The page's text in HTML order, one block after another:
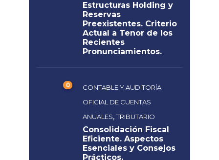
Estructuras Holding y
Reservas
Preexistentes. Criterio
Actual a Tenor de los
Recientes
Pronunciamientos.
0
CONTABLE Y AUDITORÍA
OFICIAL DE CUENTAS
ANUALES,TRIBUTARIO
Consolidación Fiscal
Eficiente. Aspectos
Esenciales y Consejos
Prácticos.